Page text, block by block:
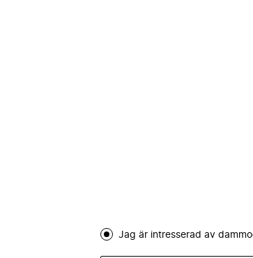
Jag är intresserad av